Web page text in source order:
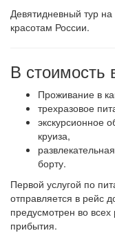
Девятидневный тур
красотам России.
В стоимость
Проживание в
трехразовое
экскурсионное
круиза,
борту.
Первой услугой по
отправляется в рейс
предусмотрен во
прибытия.